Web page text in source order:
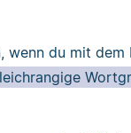
wenn du mit dem